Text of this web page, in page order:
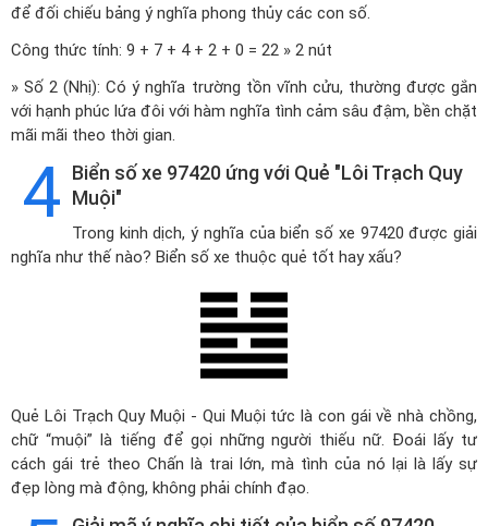
để đối chiếu bảng ý nghĩa phong thủy các con số.
Công thức tính: 9 + 7 + 4 + 2 + 0 = 22 » 2 nút
» Số 2 (Nhị): Có ý nghĩa trường tồn vĩnh cửu, thường được gắn
với hạnh phúc lứa đôi với hàm nghĩa tình cảm sâu đậm, bền chặt
mãi mãi theo thời gian.
4 Biển số xe 97420 ứng với Quẻ "Lôi Trạch Quy
Muội"
Trong kinh dịch, ý nghĩa của biển số xe 97420 được giải
nghĩa như thế nào? Biển số xe thuộc quẻ tốt hay xấu?
Quẻ Lôi Trạch Quy Muội - Qui Muội tức là con gái về nhà chồng,
chữ “muội” là tiếng để gọi những người thiếu nữ. Đoái lấy tư
cách gái trẻ theo Chấn là trai lớn, mà tình của nó lại là lấy sự
đẹp lòng mà động, không phải chính đạo.